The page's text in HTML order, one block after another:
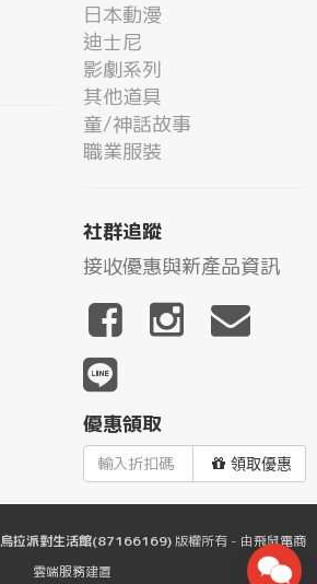
日本動漫
迪士尼
影劇系列
其他道具
童/神話故事
職業服裝
社群追蹤
接收優惠與新產品資訊
優惠領取
領取優惠
烏拉派對生活館(87166169)版權所有 - 由飛鼠電商
雲端服務建置